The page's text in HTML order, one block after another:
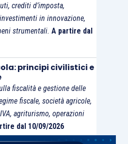
presentare alcuna
giacché non serve
orizzontali
compensabile con
senza obbligo visto
con la sola variante che
crediti d’imposta,
in innovazione,
strumentali. A partire dal
principi civilistici e
fiscalità e gestione delle
fiscale, società agricole,
agriturismo, operazioni
dal 10/09/2026